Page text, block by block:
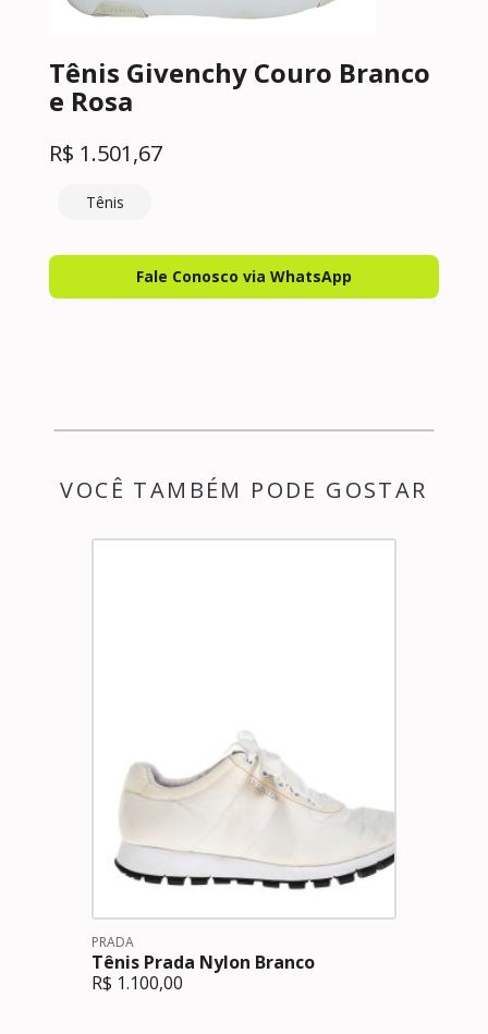
Tênis Givenchy Couro Branco
e Rosa
R$ 1.501,67
Tênis
Fale Conosco via WhatsApp
VOCÊ TAMBÉM PODE GOSTAR
PRADA
Tênis Prada Nylon Branco
R$ 1.100,00